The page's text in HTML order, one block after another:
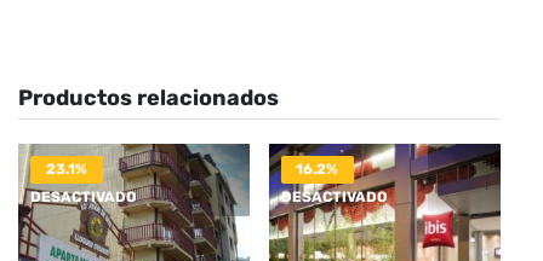
Productos relacionados
23.1%
DESACTIVADO
16.2%
DESACTIVADO